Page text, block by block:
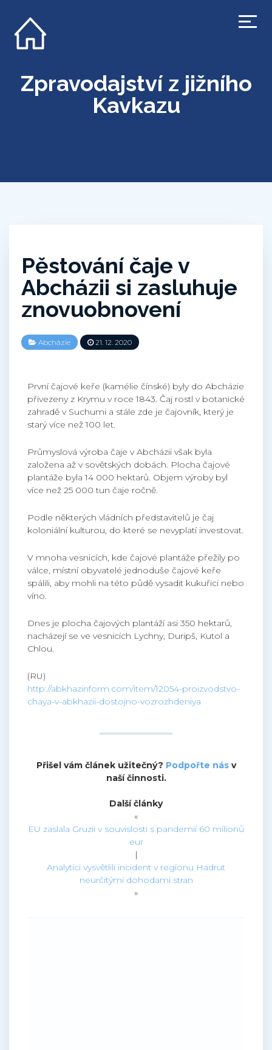
Zpravodajství z jižního
Kavkazu
Pěstování čaje v
Abcházii si zasluhuje
znovuobnovení
Abcházie 21. 12. 2020
První čajové keře (kamélie čínské) byly do Abcházie
přivezeny z Krymu v roce 1843. Čaj rostl v botanické
zahradě v Suchumi a stále zde je čajovník, který je
starý více než 100 let.
Průmyslová výroba čaje v Abcházii však byla
založena až v sovětských dobách. Plocha čajové
plantáže byla 14 000 hektarů. Objem výroby byl
více než 25 000 tun čaje ročně.
Podle některých vládních představitelů je čaj
koloniální kulturou, do které se nevyplatí investovat.
V mnoha vesnicích, kde čajové plantáže přežily po
válce, místní obyvatelé jednoduše čajové keře
spálili, aby mohli na této půdě vysadit kukuřici nebo
víno.
Dnes je plocha čajových plantáží asi 350 hektarů,
nacházejí se ve vesnicích Lychny, Duripš, Kutol a
Chlou.
(RU)
http://abkhazinform.com/item/12054-proizvodstvo-
chaya-v-abkhazii-dostojno-vozrozhdeniya
Přišel vám článek užitečný? Podpořte násv
naší činnosti.
Další články
«
EU zaslala Gruzii v souvislosti s pandemií 60 milionů
eur
|
Analytici vysvětlili incident v regionu Hadrut
neurčitými dohodami stran
»